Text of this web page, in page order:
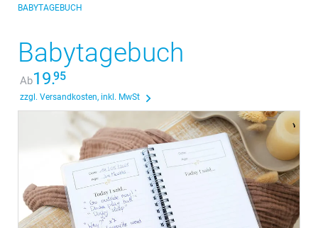
BABYTAGEBUCH
Babytagebuch
Ab19.95
zzgl. Versandkosten, inkl. MwSt